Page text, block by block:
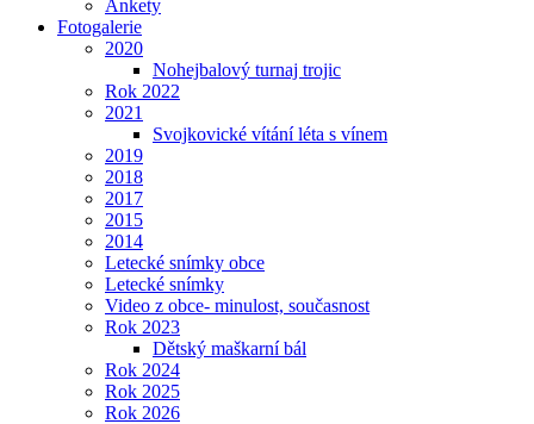
Ankety
Fotogalerie
2020
Nohejbalový turnaj trojic
Rok 2022
2021
Svojkovické vítání léta s vínem
2019
2018
2017
2015
2014
Letecké snímky obce
Letecké snímky
Video z obce- minulost, současnost
Rok 2023
Dětský maškarní bál
Rok 2024
Rok 2025
Rok 2026